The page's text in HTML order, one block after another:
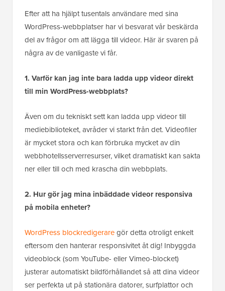
Efter att ha hjälpt tusentals användare med sina
WordPress-webbplatser har vi besvarat vår beskärda
del av frågor om att lägga till videor. Här är svaren på
några av de vanligaste vi får.
1. Varför kan jag inte bara ladda upp videor direkt
till min WordPress-webbplats?
Även om du tekniskt sett kan ladda upp videor till
mediebiblioteket, avråder vi starkt från det. Videofiler
är mycket stora och kan förbruka mycket av din
webbhotellsserverresurser, vilket dramatiskt kan sakta
ner eller till och med krascha din webbplats.
2. Hur gör jag mina inbäddade videor responsiva
på mobila enheter?
WordPress blockredigeraregör detta otroligt enkelt
eftersom den hanterar responsivitet åt dig! Inbyggda
videoblock (som YouTube- eller Vimeo-blocket)
justerar automatiskt bildförhållandet så att dina videor
ser perfekta ut på stationära datorer, surfplattor och